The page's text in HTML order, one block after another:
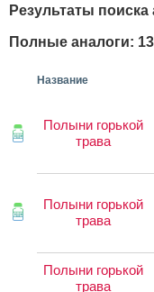
Результаты поиска
Полные аналоги: 13
Название
Полыни горькой
трава
Полыни горькой
трава
Полыни горькой
трава